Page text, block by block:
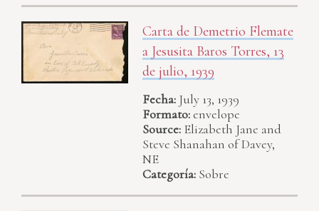
Carta de Demetrio Flemate
a Jesusita Baros Torres, 13
de julio, 1939
Fecha: July 13, 1939
Formato:envelope
Source: Elizabeth Jane and
Steve Shanahan of Davey,
NE
Categoría: Sobre